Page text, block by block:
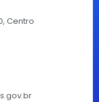
Centro